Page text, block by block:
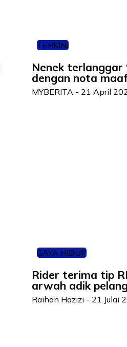
TERKINI
Nenek terlanggar
dengan nota
MYBERITA - 21 April
GAYA HIDUP
Rider terima tip
arwah adik
Raihan Hazizi - 21 Julai